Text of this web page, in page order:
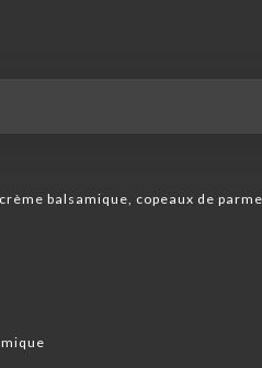
balsamique, copeaux de